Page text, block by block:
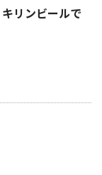
リンビールで